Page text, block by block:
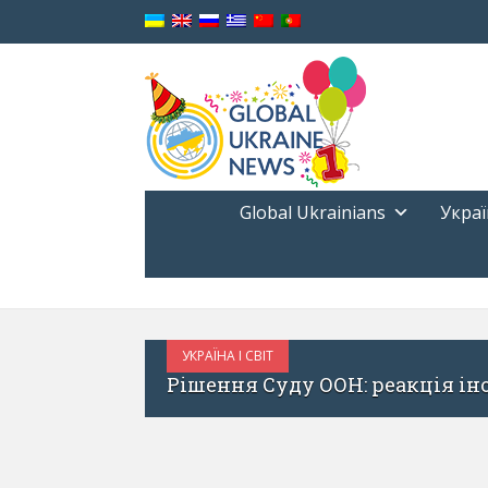
Global Ukrainians
Теми та видання:
формують її образ